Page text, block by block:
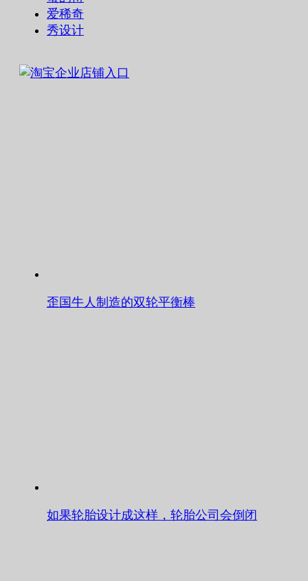
爱稀奇
秀设计
歪国牛人制造的双轮平衡棒
如果轮胎设计成这样，轮胎公司会倒闭